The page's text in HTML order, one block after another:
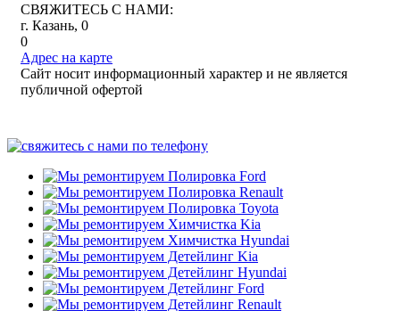
СВЯЖИТЕСЬ С НАМИ:
г. Казань, 0
0
Адрес на карте
Сайт носит информационный характер и не является
публичной офертой